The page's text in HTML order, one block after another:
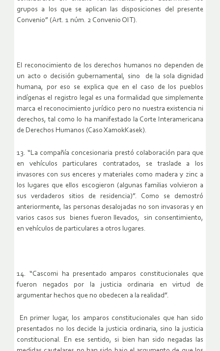
grupos a los que se aplican las disposiciones del presente
Convenio” (Art. 1 núm. 2 Convenio OIT).
El reconocimiento de los derechos humanos no dependen de
un acto o decisión gubernamental, sino de la sola dignidad
humana, por eso se explica que en el caso de los pueblos
indígenas el registro legal es una formalidad que simplemente
marca el reconocimiento jurídico pero no nuestra existencia ni
derechos, tal como lo ha manifestado la Corte Interamericana
de Derechos Humanos (Caso XamokKasek).
13. “La compañía concesionaria prestó colaboración para que
en vehículos particulares contratados, se traslade a los
invasores con sus enceres y materiales como madera y zinc a
los lugares que ellos escogieron (algunas familias volvieron a
sus verdaderos sitios de residencia)”. Como se demostró
anteriormente, las personas desalojadas no son invasoras y en
varios casos sus bienes fueron llevados, sin consentimiento,
en vehículos de particulares a otros lugares.
14. “Cascomi ha presentado amparos constitucionales que
fueron negados por la justicia ordinaria en virtud de
argumentar hechos que no obedecen a la realidad”.
En primer lugar, los amparos constitucionales que han sido
presentados no los decide la justicia ordinaria, sino la justicia
constitucional. En ese sentido, si bien han sido negadas las